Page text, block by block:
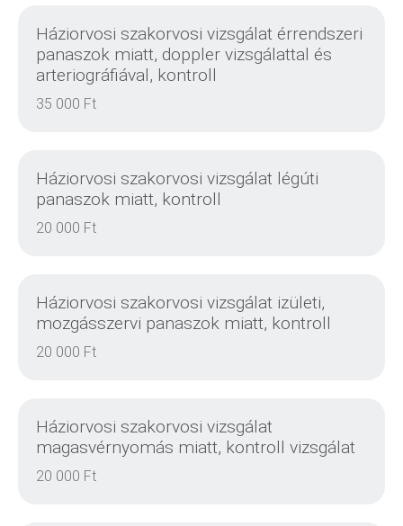
Háziorvosi szakorvosi vizsgálat érrendszeri
panaszok miatt, doppler vizsgálattal és
arteriográfiával, kontroll
35 000 Ft
Háziorvosi szakorvosi vizsgálat légúti
panaszok miatt, kontroll
20 000 Ft
Háziorvosi szakorvosi vizsgálat izületi,
mozgásszervi panaszok miatt, kontroll
20 000 Ft
Háziorvosi szakorvosi vizsgálat
magasvérnyomás miatt, kontroll vizsgálat
20 000 Ft